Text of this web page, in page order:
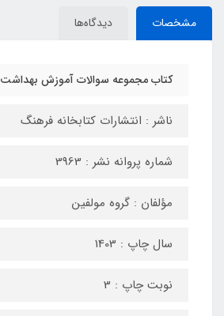
مشخصات دیدگاه‌ها
کتاب مجموعه سوالات آموزش بهداشت
ناشر : انتشارات کتابخانه فرهنگ
شماره پروانه نشر : 3963
مؤلفان : گروه مولفین
سال چاپ : 1403
نوبت چاپ : 3